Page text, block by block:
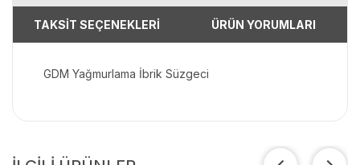
TAKSİT SEÇENEKLERİ ÜRÜN YORUMLARI
GDM Yağmurlama İbrik Süzgeci